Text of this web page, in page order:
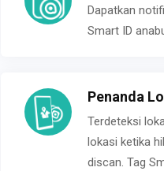
Dapatkan
Smart ID
Penanda
Terdeteksi
lokasi ketika
discan. Tag